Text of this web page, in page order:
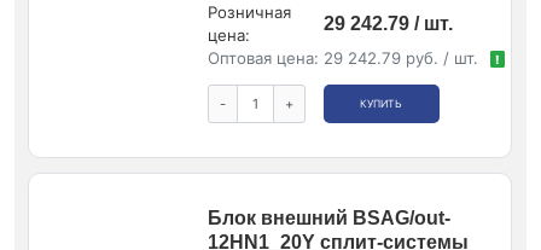
Розничная
цена:
29 242.79 / шт.
Оптовая цена: 29 242.79 руб. / шт. !
- + КУПИТЬ
Блок внешний BSAG/out-
12HN1_20Y сплит-системы